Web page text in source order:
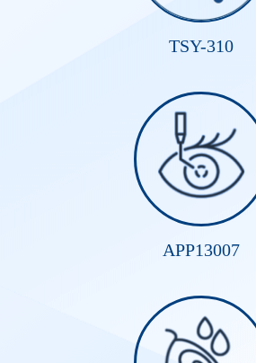
TSY-310
APP13007